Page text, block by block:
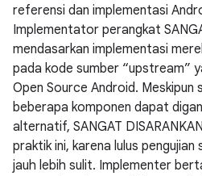
referensi dan implementasi
Implementator perangkat
mendasarkan implementasi
pada kode sumber “upstream”
Open Source Android.
beberapa komponen dapat
alternatif, SANGAT
praktik ini, karena lulus
jauh lebih sulit. Implementer